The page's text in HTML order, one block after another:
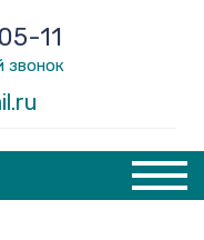
11
звонок